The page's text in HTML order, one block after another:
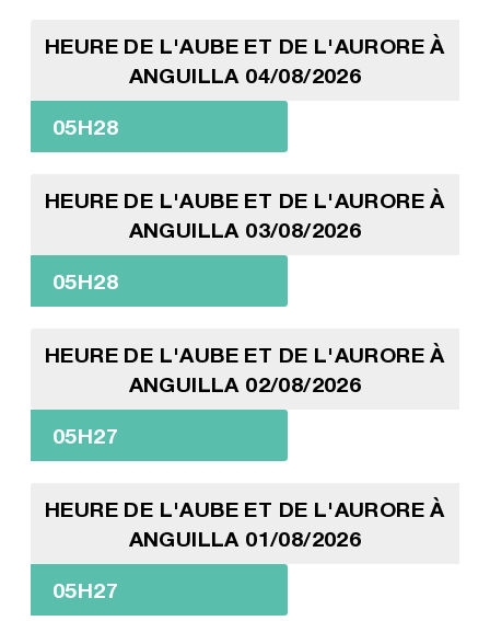
HEURE DE L'AUBE ET DE L'AURORE À
ANGUILLA 04/08/2026
05H28
HEURE DE L'AUBE ET DE L'AURORE À
ANGUILLA 03/08/2026
05H28
HEURE DE L'AUBE ET DE L'AURORE À
ANGUILLA 02/08/2026
05H27
HEURE DE L'AUBE ET DE L'AURORE À
ANGUILLA 01/08/2026
05H27